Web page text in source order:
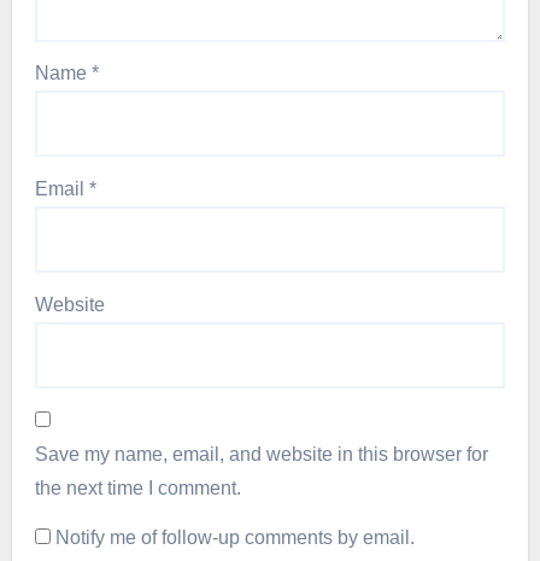
Name *
Email *
Website
Save my name, email, and website in this browser for
the next time I comment.
Notify me of follow-up comments by email.